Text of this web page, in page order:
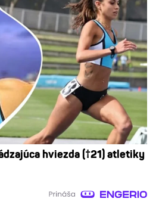
hviezda (†21) atletiky